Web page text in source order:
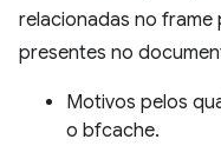
relacionadas no frame
presentes no
Motivos pelos
o bfcache.